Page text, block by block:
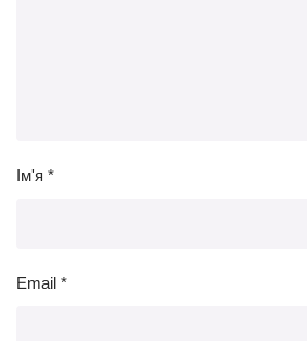
Ім'я *
Email *